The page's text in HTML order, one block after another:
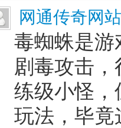
网通传奇网站
毒蜘蛛是游
剧毒攻击
练级小怪，
玩法，毕竟